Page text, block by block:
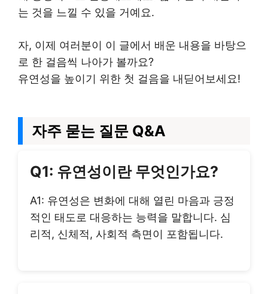
는 것을 느낄 수 있을 거예요.
자, 이제 여러분이 이 글에서 배운 내용을 바탕으
로 한 걸음씩 나아가 볼까요?
유연성을 높이기 위한 첫 걸음을 내딛어보세요!
자주 묻는 질문 Q&A
Q1: 유연성이란 무엇인가요?
A1: 유연성은 변화에 대해 열린 마음과 긍정
적인 태도로 대응하는 능력을 말합니다. 심
리적, 신체적, 사회적 측면이 포함됩니다.